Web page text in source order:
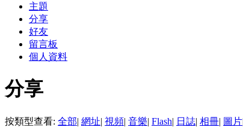
主題
分享
好友
留言板
個人資料
分享
按類型查看: 全部| 網址| 視頻| 音樂| Flash| 日誌| 相冊| 圖片